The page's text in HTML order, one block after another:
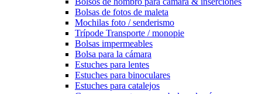
Bolsas de fotos de maleta
Mochilas foto / senderismo
Trípode Transporte / monopie
Bolsas impermeables
Bolsa para la cámara
Estuches para lentes
Estuches para binoculares
Estuches para catalejos